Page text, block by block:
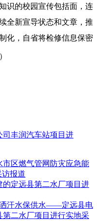
识的校园宣传包括面，连
全新宣导状态和文章，推
化，自省将检修信息保密
司丰润汽车站项目进
区燃气管网防灾应急能
访报道
定远县第二水厂项目进
汗水保供水——定远县电
二水厂项目进行实地采